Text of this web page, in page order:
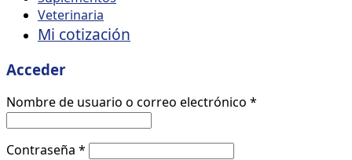
Veterinaria
Mi cotización
Acceder
Nombre de usuario o correo electrónico *
Contraseña *